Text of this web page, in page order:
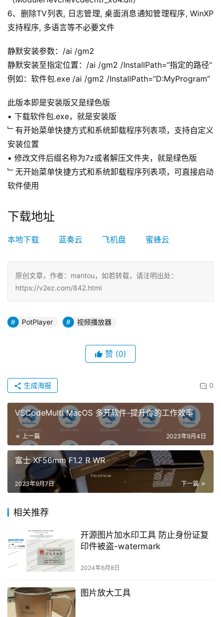
6、删除TV列表, 日志管理, 桌面消息通知管理程序, WinXP
支持程序, 多语言等不必要文件
静默安装参数：/ai /gm2
静默安装至指定位置：/ai /gm2 /InstallPath=“指定的路径”
例如：软件包.exe /ai /gm2 /InstallPath=“D:MyProgram”
此版本即是安装版又是绿色版
• 下载软件包.exe，就是安装版
﹂有开始菜单快捷方式和系统卸载程序列表项，支持自定义
安装位置
• 修改文件后缀名称为7z或者解压文件夹，就是绿色版
﹂无开始菜单快捷方式和系统卸载程序列表项，可直接启动
软件使用
下载地址
本地下载 蓝奏云 飞机盘 蜜蜂云
原创文章，作者：mantou，如若转载，请注明出处：
https://v2ez.com/842.html
PotPlayer 视频播放器
赞 (0)
0
生成海报
VSCodeMulti MacOS 多开软件-提升你的工作效率
上一篇 2023年9月4日
富士 XF56mm F1.2 R WR
下一篇
2023年9月7日
相关推荐
开源图片加水印工具 防止身份证复
印件被盗-watermark
2024年6月8日
图片放大工具